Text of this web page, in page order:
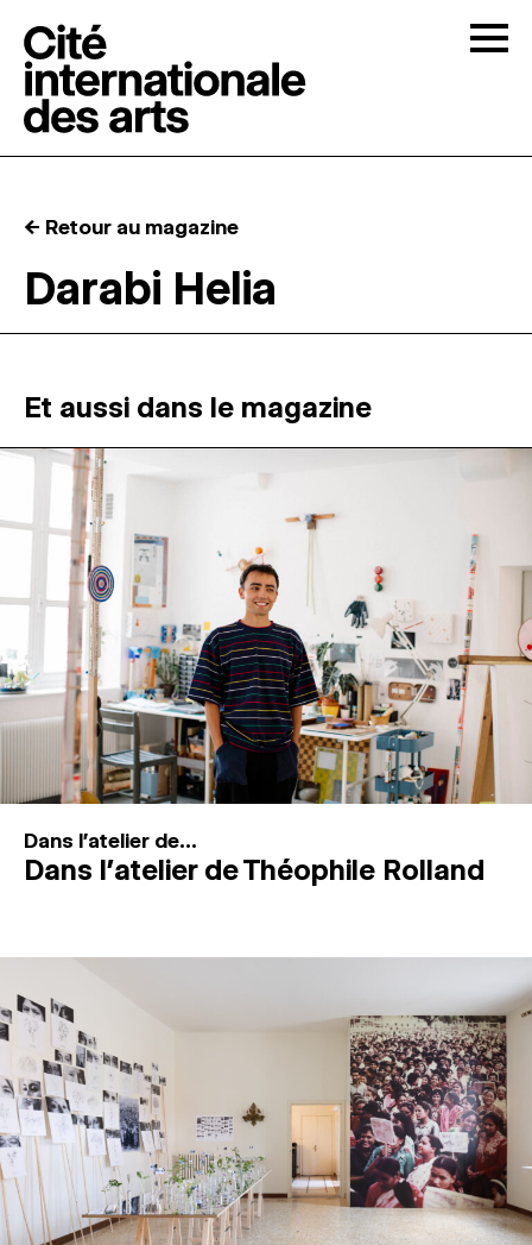
RÉSIDENCES ↓
ATELIERS OUVERTS
PROGRAMMATION
MAGAZINE
ESPACES DE PRATIQUE ARTISTIQUE ↓
Recherche
Connexion
← Retour au magazine
Darabi Helia
Et aussi dans le magazine
Dans l'atelier de...
Dans l’atelier de Théophile Rolland